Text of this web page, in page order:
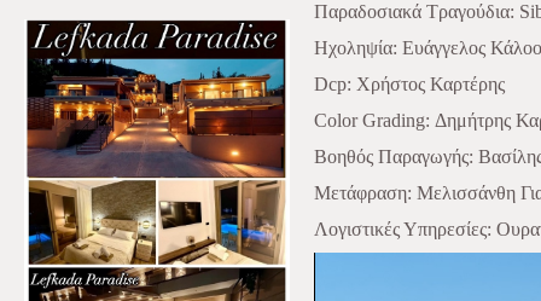
Παραδοσιακά Τραγούδια:
Ηχοληψία: Ευάγγελος
Dcp: Χρήστος Καρτέρης
Color Grading: Δημήτρης
Βοηθός Παραγωγής:
Μετάφραση: Μελισσάνθη
ΛογιστικέςΥπηρεσίες: